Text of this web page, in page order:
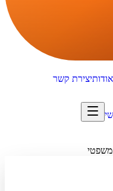
אודותיצירת קשר